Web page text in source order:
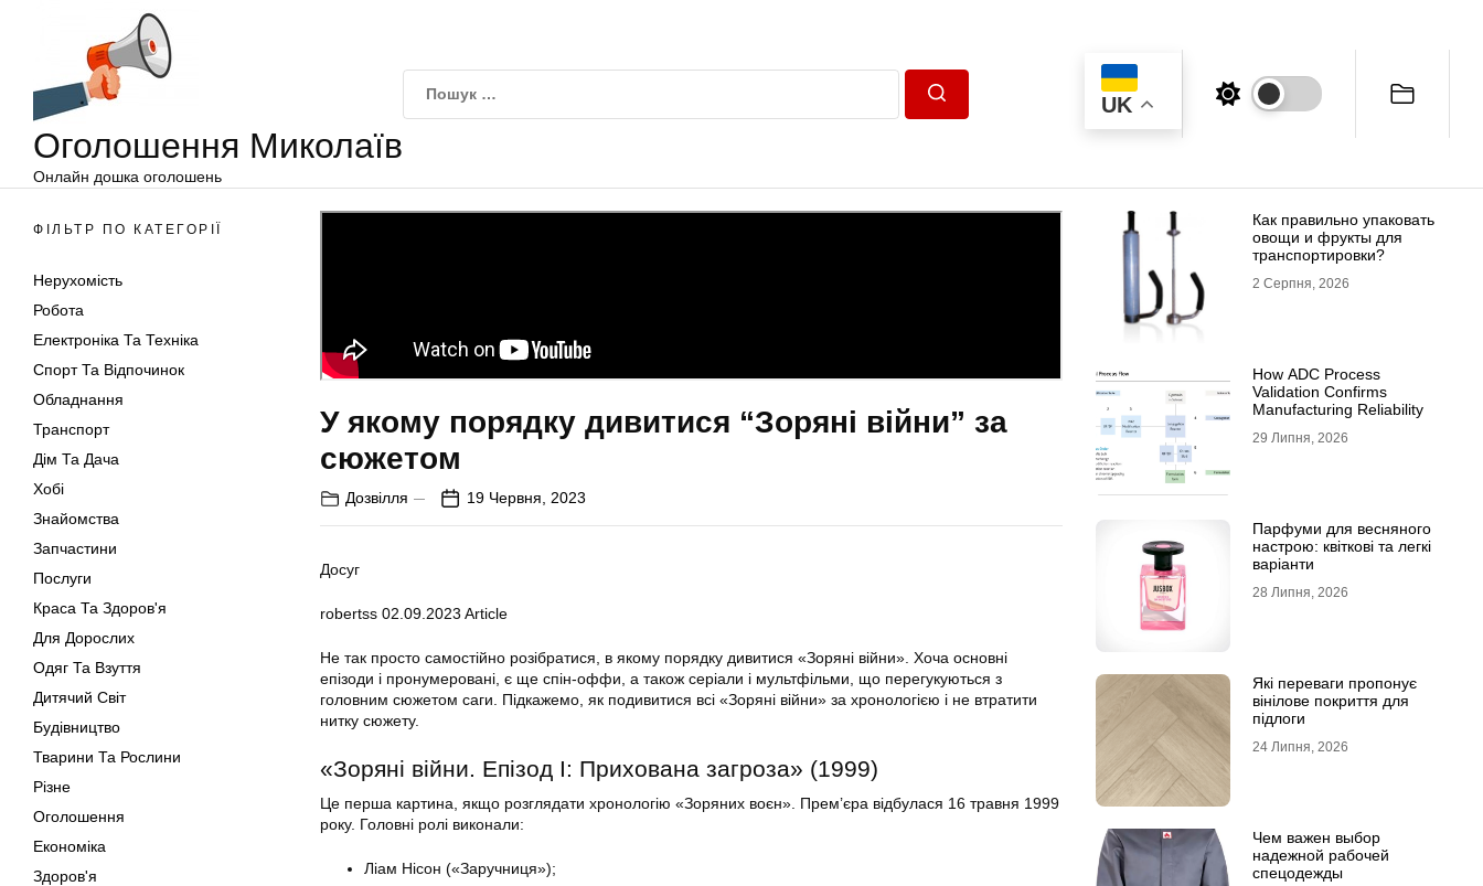
Оголошення Миколаїв
Онлайн дошка оголошень
UK
ФІЛЬТР ПО КАТЕГОРІЇ
Нерухомість
Робота
Електроніка Та Техніка
Спорт Та Відпочинок
Обладнання
Транспорт
Дім Та Дача
Хобі
Знайомства
Запчастини
Послуги
Краса Та Здоров'я
Для Дорослих
Одяг Та Взуття
Дитячий Світ
Будівництво
Тварини Та Рослини
Різне
Оголошення
Економіка
Здоров'я
У якому порядку дивитися “Зоряні війни” за
сюжетом
Дозвілля 19 Червня, 2023
Досуг
robertss 02.09.2023 Article
Не так просто самостійно розібратися, в якому порядку дивитися «Зоряні війни». Хоча основні
епізоди і пронумеровані, є ще спін-оффи, а також серіали і мультфільми, що перегукуються з
головним сюжетом саги. Підкажемо, як подивитися всі «Зоряні війни» за хронологією і не втратити
нитку сюжету.
«Зоряні війни. Епізод I: Прихована загроза» (1999)
Це перша картина, якщо розглядати хронологію «Зоряних воєн». Прем’єра відбулася 16 травня 1999
року. Головні ролі виконали:
Ліам Нісон («Заручниця»);
Как правильно упаковать
овощи и фрукты для
транспортировки?
2 Серпня, 2026
How ADC Process
Validation Confirms
Manufacturing Reliability
29 Липня, 2026
Парфуми для весняного
настрою: квіткові та легкі
варіанти
28 Липня, 2026
Які переваги пропонує
вінілове покриття для
підлоги
24 Липня, 2026
Чем важен выбор
надежной рабочей
спецодежды